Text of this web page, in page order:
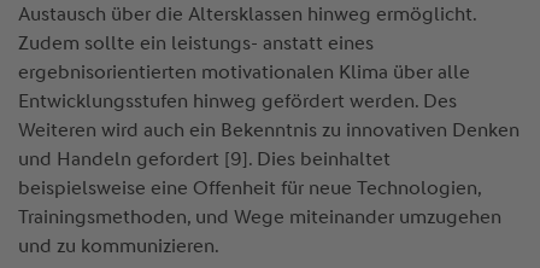
Austausch über die Altersklassen hinweg ermöglicht.
Zudem sollte ein leistungs- anstatt eines
ergebnisorientierten motivationalen Klima über alle
Entwicklungsstufen hinweg gefördert werden. Des
Weiteren wird auch ein Bekenntnis zu innovativen Denken
und Handeln gefordert [9]. Dies beinhaltet
beispielsweise eine Offenheit für neue Technologien,
Trainingsmethoden, und Wege miteinander umzugehen
und zu kommunizieren.